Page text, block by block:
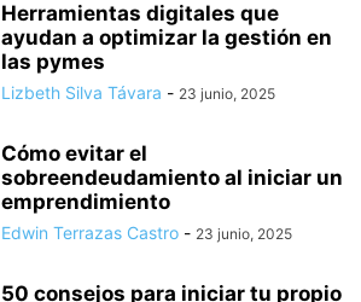
Herramientas digitales que
ayudan a optimizar la gestión en
las pymes
Lizbeth Silva Távara - 23 junio, 2025
Cómo evitar el
sobreendeudamiento al iniciar un
emprendimiento
Edwin Terrazas Castro - 23 junio, 2025
50 consejos para iniciar tu propio